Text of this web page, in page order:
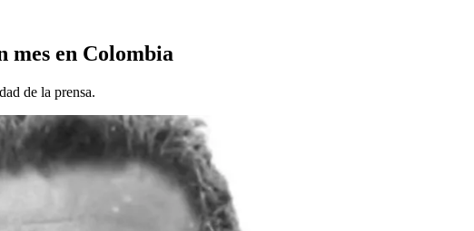
mes en Colombia
de la prensa.